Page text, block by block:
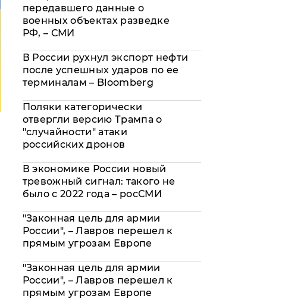
передавшего данные о
военных объектах разведке
РФ, – СМИ
В России рухнул экспорт нефти
после успешных ударов по ее
терминалам – Bloomberg
Поляки категорически
отвергли версию Трампа о
"случайности" атаки
российских дронов
В экономике России новый
тревожный сигнал: такого не
было с 2022 года – росСМИ
"Законная цель для армии
России", – Лавров перешел к
прямым угрозам Европе
"Законная цель для армии
России", – Лавров перешел к
прямым угрозам Европе